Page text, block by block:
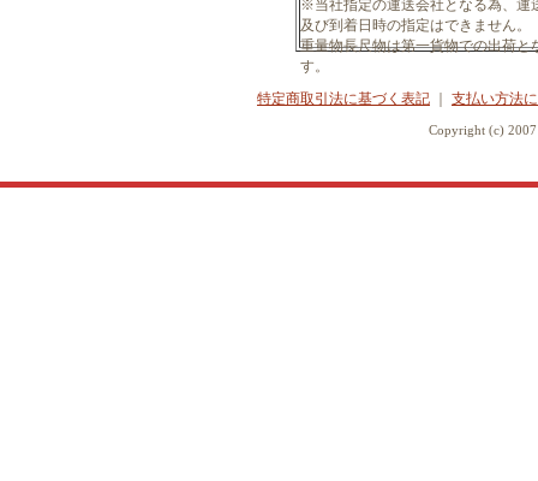
※当社指定の運送会社となる為、運
及び到着日時の指定はできません。
重量物長尺物は第一貨物での出荷と
す。
特定商取引法に基づく表記
支払い方法
Copyright (c)